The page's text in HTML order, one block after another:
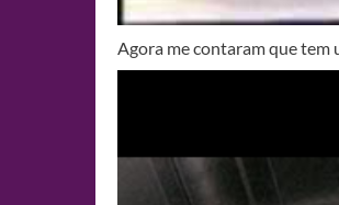
Agora me contaram que tem